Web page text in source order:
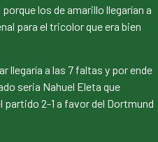
los de amarillo llegarían a
para el tricolor que era bien
llegaría a las 7 faltas y por ende
seria Nahuel Eleta que
partido 2-1 a favor del Dortmund